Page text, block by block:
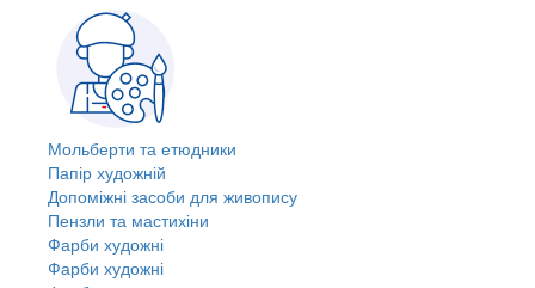
Мольберти та етюдники
Папір художній
Допоміжні засоби для живопису
Пензли та мастихіни
Фарби художні
Фарби художні